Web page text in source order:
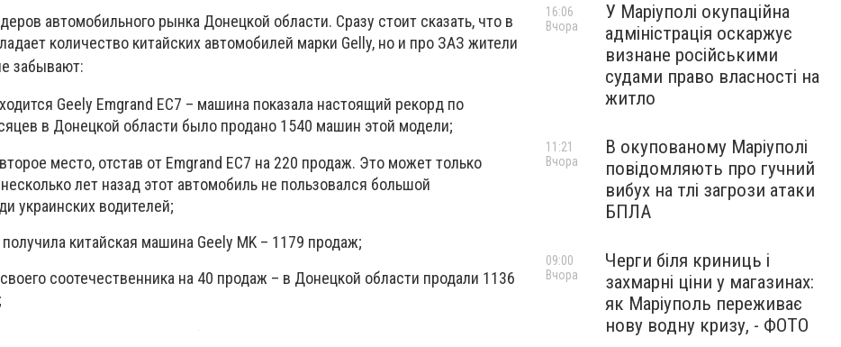
автомобильного рынка Донецкой области. Сразу стоит сказать, что в
количество китайских автомобилей марки Gelly, но и про ЗАЗ жители
забывают:
Geely Emgrand EC7 – машина показала настоящий рекорд по
в Донецкой области было продано 1540 машин этой модели;
место, отстав от Emgrand EC7 на 220 продаж. Это может только
лет назад этот автомобиль не пользовался большой
украинских водителей;
китайская машина Geely MK – 1179 продаж;
своего соотечественника на 40 продаж – в Донецкой области продали 1136
У Маріуполі окупаційна
адміністрація оскаржує
визнане російськими
судами право власності на
житло
16:06
Вчора
В окупованому Маріуполі
повідомляють про гучний
вибух на тлі загрози атаки
БПЛА
11:21
Вчора
Черги біля криниць і
захмарні ціни у магазинах:
як Маріуполь переживає
нову водну кризу, - ФОТО
09:00
Вчора